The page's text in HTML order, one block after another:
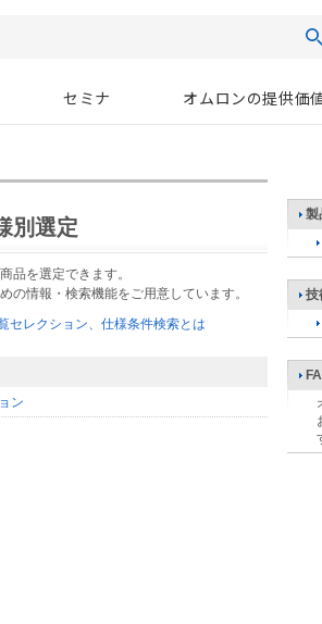
セミナ オムロンの提供価
別選定
品を選定できます。
の情報・検索機能をご用意しています。
セレクション、仕様条件検索とは
ン
製
技